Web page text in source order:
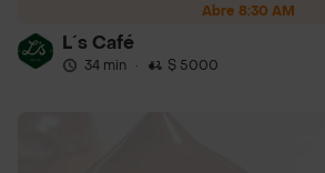
Abre 8:30 AM
L´s Café
34 min · $ 5000